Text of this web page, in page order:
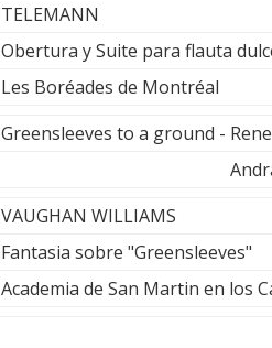
TELEMANN
Obertura y Suite para flauta
Les Boréades de Montréal
Greensleeves to a ground -
Andras
VAUGHAN WILLIAMS
Fantasia sobre "Greensleeves"
Academia de San Martin en los